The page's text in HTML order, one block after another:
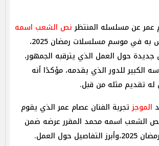
عمر عن مسلسله المنتظرنص الشعب اسمه
، الذي ينافس به في موسم مسلسلات رمضان 2025،
حول العمل الذي يترقبه الجمهور،
الكبير للدور الذي يقدمه، مؤكدًا أنه
تقديم مثله من قبل.
الموجزتجربة الفنان عصام عمر الذي يقوم
الشعب اسمه محمد المقرر عرضه ضمن
حول العمل.